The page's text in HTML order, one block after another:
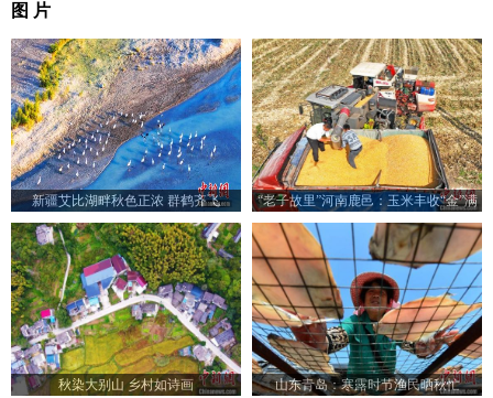
图 片
新疆艾比湖畔秋色正浓 群鹤齐飞
“老子故里”河南鹿邑：玉米丰收“金”满
仓
秋染大别山 乡村如诗画 山东青岛：寒露时节渔民晒秋忙